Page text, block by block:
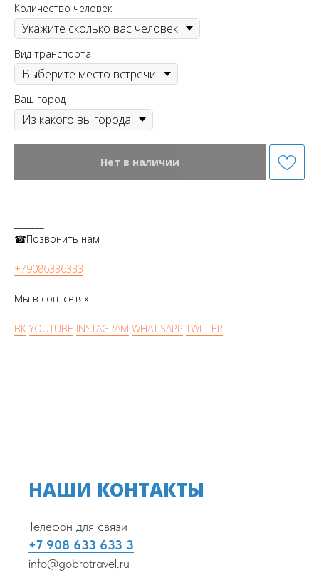
Количество человек
Вид транспорта
Ваш город
Нет в наличии
☎Позвонить нам
+79086336333
Мы в соц. сетях
ВК YOUTUBE INSTAGRAM WHAT'SAPP TWITTER
НАШИ КОНТАКТЫ
Телефон для связи
+7 908 633 633 3
info@gobrotravel.ru